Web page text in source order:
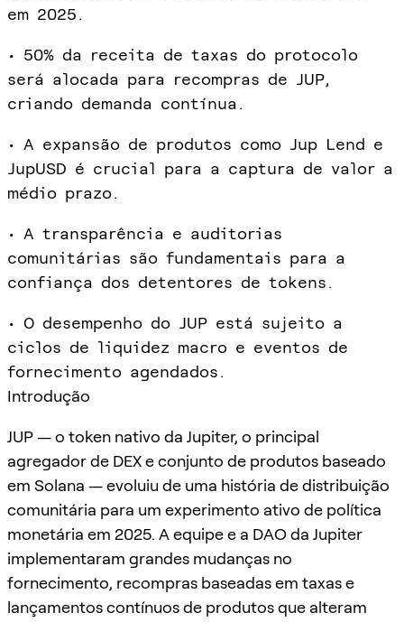
em 2025.
• 50% da receita de taxas do protocolo
será alocada para recompras de JUP,
criando demanda contínua.
• A expansão de produtos como Jup Lend e
JupUSD é crucial para a captura de valor a
médio prazo.
• A transparência e auditorias
comunitárias são fundamentais para a
confiança dos detentores de tokens.
• O desempenho do JUP está sujeito a
ciclos de liquidez macro e eventos de
fornecimento agendados.
Introdução
JUP — o token nativo da Jupiter, o principal
agregador de DEX e conjunto de produtos baseado
em Solana — evoluiu de uma história de distribuição
comunitária para um experimento ativo de política
monetária em 2025. A equipe e a DAO da Jupiter
implementaram grandes mudanças no
fornecimento, recompras baseadas em taxas e
lançamentos contínuos de produtos que alteram